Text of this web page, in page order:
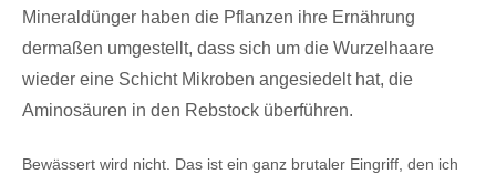
Mineraldünger haben die Pflanzen ihre Ernährung
dermaßen umgestellt, dass sich um die Wurzelhaare
wieder eine Schicht Mikroben angesiedelt hat, die
Aminosäuren in den Rebstock überführen.
Bewässert wird nicht. Das ist ein ganz brutaler Eingriff, den ich